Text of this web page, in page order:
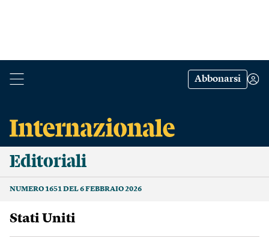
Abbonarsi
Editoriali
NUMERO 1651 DEL 6 FEBBRAIO 2026
Stati Uniti